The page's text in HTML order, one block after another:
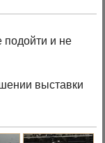
и не
выставки